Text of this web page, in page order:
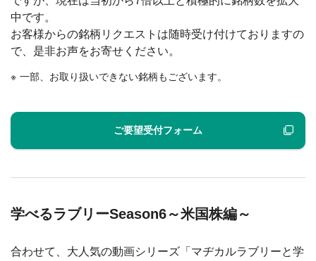
中です。
お客様からの銘柄リクエストは随時受け付けておりますの
で、是非お声をお寄せください。
一部、お取り扱いできない銘柄もございます。
ご要望受付フォーム
学べるラブリーSeason6～米国株編～
合わせて、大人気の動画シリーズ「マヂカルラブリーと学